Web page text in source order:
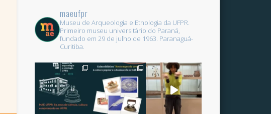
maeufpr
Museu de Arqueologia e Etnologia da UFPR.
Primeiro museu universitário do Paraná,
fundado em 29 de julho de 1963. Paranaguá-
Curitiba.